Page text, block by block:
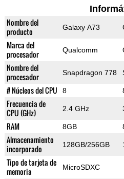
Nombre del
producto
Galaxy A73
Marca del
procesador
Qualcomm
Nombre del
procesador
Snapdragon 778
# Núcleos del CPU 8
Frecuencia de
CPU (GHz)
2.4 GHz
RAM 8GB
Almacenamiento
incorporado
128GB/256GB
Tipo de tarjeta de
memoria
MicroSDXC